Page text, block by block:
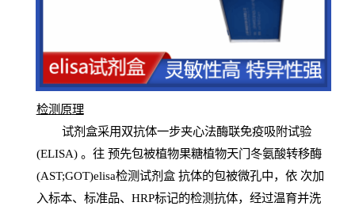
检测原理
试剂盒采用双抗体一步夹心法酶联免疫吸附试验
(ELISA) 。往 预先包被植物果糖植物天门冬氨酸转移酶
(AST;GOT)elisa检测试剂盒抗体的包被微孔中，依 次加
入标本、标准品、 HRP标记的检测抗体，经过温育并洗